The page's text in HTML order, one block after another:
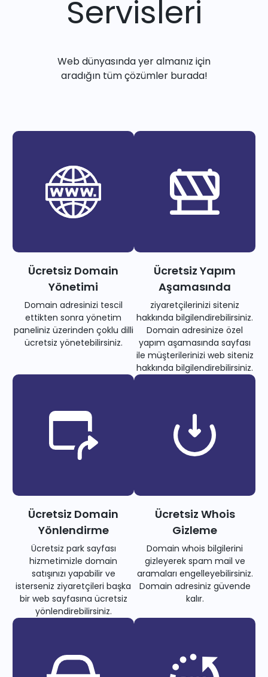
Servisleri
Web dünyasında yer almanız için
aradığın tüm çözümler burada!
Ücretsiz Domain
Yönetimi
Domain adresinizi tescil
ettikten sonra yönetim
paneliniz üzerinden çoklu dilli
ücretsiz yönetebilirsiniz.
Ücretsiz Yapım
Aşamasında
ziyaretçilerinizi siteniz
hakkında bilgilendirebilirsiniz.
Domain adresinize özel
yapım aşamasında sayfası
ile müşterilerinizi web siteniz
hakkında bilgilendirebilirsiniz.
Ücretsiz Domain
Yönlendirme
Ücretsiz park sayfası
hizmetimizle domain
satışınızı yapabilir ve
isterseniz ziyaretçileri başka
bir web sayfasına ücretsiz
yönlendirebilirsiniz.
Ücretsiz Whois
Gizleme
Domain whois bilgilerini
gizleyerek spam mail ve
aramaları engelleyebilirsiniz.
Domain adresiniz güvende
kalır.